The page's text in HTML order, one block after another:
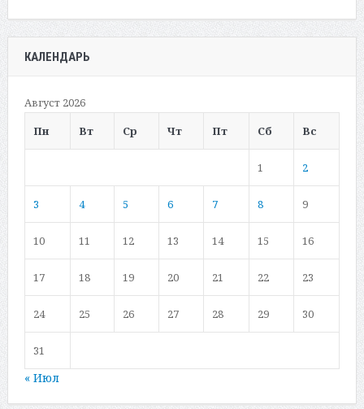
КАЛЕНДАРЬ
Август 2026
Пн
Вт Ср Чт Пт Сб Вс
1 2
3 4 5 6 7 8 9
10 11 12 13 14 15 16
17 18 19 20 21 22 23
24 25 26 27 28 29 30
31
« Июл